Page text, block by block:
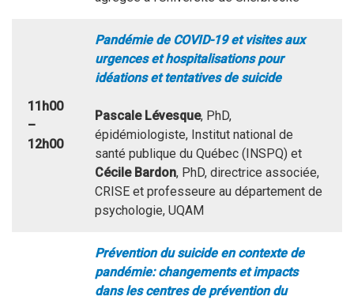
11h00
–
12h00
Pandémie de COVID-19 et visites aux
urgences et hospitalisations pour
idéations et tentatives de suicide
Pascale Lévesque, PhD,
épidémiologiste, Institut national de
santé publique du Québec (INSPQ) et
Cécile Bardon, PhD, directrice associée,
CRISE et professeure au département de
psychologie, UQAM
Prévention du suicide en contexte de
pandémie: changements et impacts
dans les centres de prévention du